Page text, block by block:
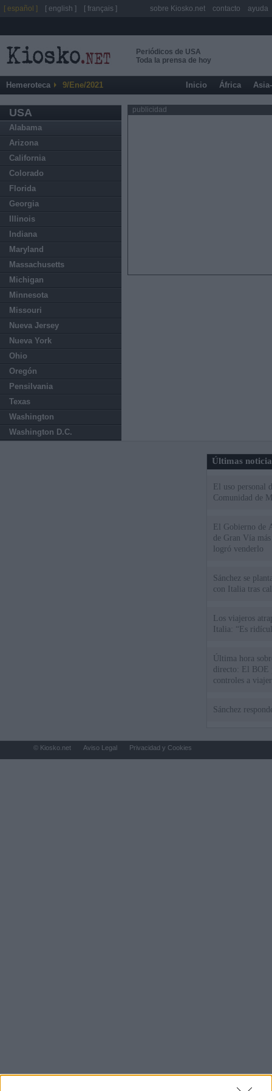
Periódicos de USA
Toda la prensa de hoy
Hemeroteca 9/Ene/2021 Inicio África
USA
Alabama
Arizona
California
Colorado
Florida
Georgia
Illinois
Indiana
Maryland
Massachusetts
Michigan
Minnesota
Missouri
Nueva Jersey
Nueva York
Ohio
Oregón
Pensilvania
Texas
Washington
Washington D.C.
publicidad
Últimas
El uso personal
Comunidad de
El Gobierno de
de Gran Vía
logró venderlo
Sánchez se
con Italia tras
Los viajeros
Italia: “Es
Última hora
directo: El BOE
controles a
Sánchez
[ español ] [ english ] [ français ] sobre Kiosko.net contacto ayuda
© Kiosko.net Aviso Legal Privacidad y Cookies